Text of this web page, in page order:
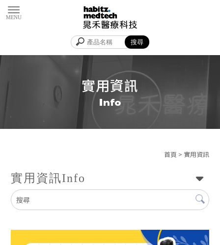
實用資訊
首頁 > 實用資訊
實用資訊Info